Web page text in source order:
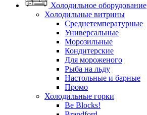
Холодильное оборудование
Холодильные витрины
Среднетемпературные
Универсальные
Морозильные
Кондитерские
Для мороженого
Рыба на льду
Настольные и барные
Промо
Холодильные горки
Be Blocks!